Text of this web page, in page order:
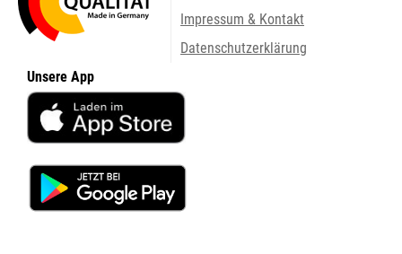
Impressum & Kontakt
Datenschutzerklärung
Unsere App